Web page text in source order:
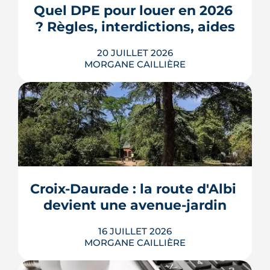
3e ville de Haute-Garonne.
LIRE L'ARTICLE
Quel DPE pour louer en 2026
? Règles, interdictions, aides
20 JUILLET 2026
MORGANE CAILLIÈRE
En 2026, un logement doit être classé
au moins F au DPE pour être loué en
métropole, et la barre montera à E en
2028. Le nouveau mode de calcul
reclasse des centaines de milliers de
au Sénat pourrait assouplir les règles.
Calendrier, sanctions, obliga...
Croix-Daurade : la route d'Albi
devient une avenue-jardin
16 JUILLET 2026
MORGANE CAILLIÈRE